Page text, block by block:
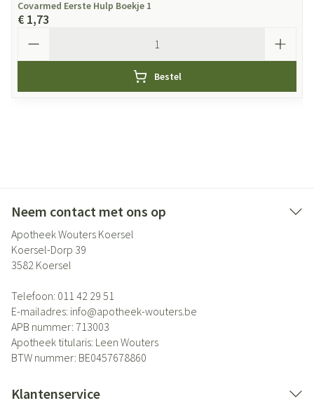
Covarmed Eerste Hulp Boekje 1
€ 1,73
Bestel
Neem contact met ons op
Apotheek Wouters Koersel
Koersel-Dorp 39
3582 Koersel
Telefoon: 011 42 29 51
E-mailadres: info@apotheek-wouters.be
APB nummer: 713003
Apotheek titularis: Leen Wouters
BTW nummer: BE0457678860
Klantenservice